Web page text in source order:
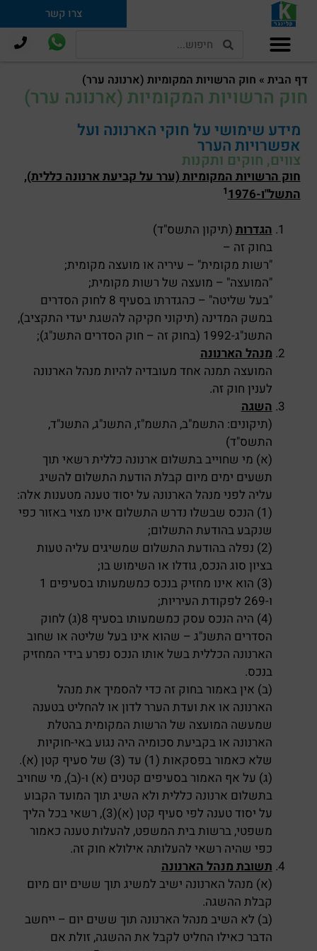
צרו קשר
דף הבית » חוק הרשויות המקומיות (ארנונה ערר)
חוק הרשויות המקומיות (ארנונה ערר)
מידע שימושי על חוקי הארנונה ועל
אפשרויות הערר
צווים, חוקים ותקנות
חוק הרשויות המקומיות (ערר על קביעת ארנונה כללית),
התשל"ו-
11976
הגדרות(תיקון התשס"ד)
בחוק זה –
"רשות מקומית" – עיריה או מועצה מקומית;
"המועצה" – מועצה של רשות מקומית;
"בעל שליטה" – כהגדרתו בסעיף 8 לחוק הסדרים
במשק המדינה (תיקוני חקיקה להשגת יעדי התקציב),
התשנ"ג-1992 (בחוק זה – חוק הסדרים התשנ"ג);
מנהל הארנונה
המועצה תמנה אחד מעובדיה להיות מנהל הארנונה
לענין חוק זה.
השגה
(תיקונים: התשמ"ב, התשמ"ז, התשנ"ג, התשנ"ד,
התשס"ד)
(א) מי שחוייב בתשלום ארנונה כללית רשאי תוך
תשעים ימים מיום קבלת הודעת התשלום להשיג
עליה לפני מנהל הארנונה על יסוד טענה מטענות אלה:
(1) הנכס שבשלו נדרש התשלום אינו מצוי באזור כפי
שנקבע בהודעת התשלום;
(2) נפלה בהודעת התשלום שמשיגים עליה טעות
בציון סוג הנכס, גודלו או השימוש בו;
(3) הוא אינו מחזיק בנכס כמשמעותו בסעיפים 1
ו-269 לפקודת העיריות;
(4) היה הנכס עסק כמשמעותו בסעיף 8(ג) לחוק
הסדרים התשנ"ג – שהוא אינו בעל שליטה או שחוב
הארנונה הכללית בשל אותו הנכס נפרע בידי המחזיק
בנכס.
(ב) אין באמור בחוק זה כדי להסמיך את מנהל
הארנונה או את ועדת הערר לדון או להחליט בטענה
שמעשה המועצה של הרשות המקומית בהטלת
הארנונה או בקביעת סכומיה היה נגוע באי-חוקיות
שלא כאמור בפסקאות (1) עד (3) של סעיף קטן (א).
(ג) על אף האמור בסעיפים קטנים (א) ו-(ב), מי שחויב
בתשלום ארנונה כללית ולא השיג תוך המועד הקבוע
על יסוד טענה לפי סעיף קטן (א)(3), רשאי בכל הליך
משפטי, ברשות בית המשפט, להעלות טענה כאמור
כפי שהיה רשאי להעלותה אילולא חוק זה.
תשובת מנהל הארנונה
(א) מנהל הארנונה ישיב למשיג תוך ששים יום מיום
קבלת ההשגה.
(ב) לא השיב מנהל הארנונה תוך ששים יום – ייחשב
הדבר כאילו החליט לקבל את ההשגה, זולת אם